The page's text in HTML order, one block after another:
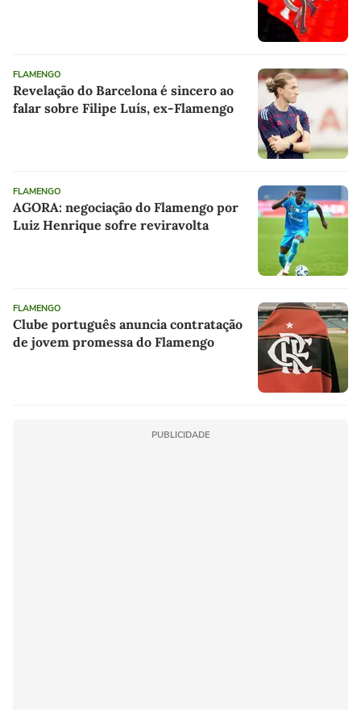
FLAMENGO
Revelação do Barcelona é sincero ao
falar sobre Filipe Luís, ex-Flamengo
FLAMENGO
AGORA: negociação do Flamengo por
Luiz Henrique sofre reviravolta
FLAMENGO
Clube português anuncia contratação
de jovem promessa do Flamengo
PUBLICIDADE